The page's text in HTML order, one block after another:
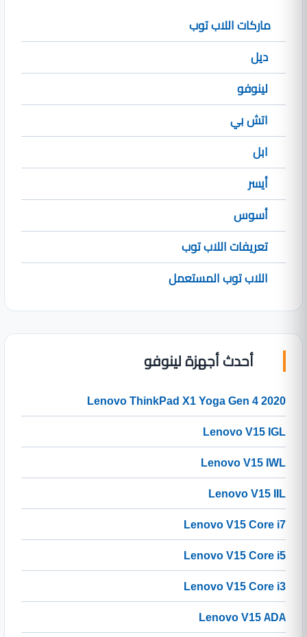
ماركات اللاب توب
ديل
لينوفو
اتش بي
ابل
أيسر
أسوس
تعريفات اللاب توب
اللاب توب المستعمل
أحدث أجهزة لينوفو
Lenovo ThinkPad X1 Yoga Gen 4 2020
Lenovo V15 IGL
Lenovo V15 IWL
Lenovo V15 IIL
Lenovo V15 Core i7
Lenovo V15 Core i5
Lenovo V15 Core i3
Lenovo V15 ADA